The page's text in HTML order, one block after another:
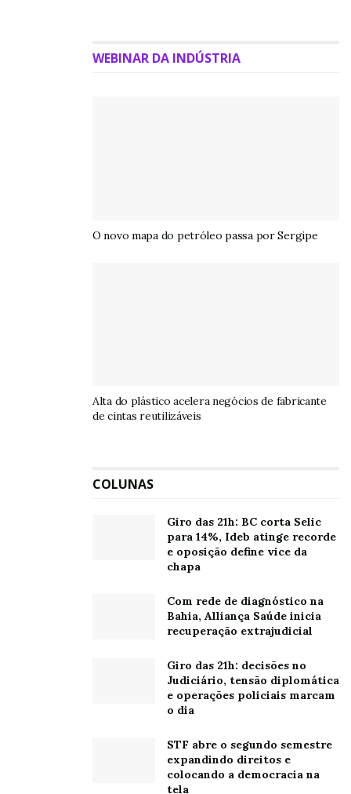
WEBINAR DA INDÚSTRIA
O novo mapa do petróleo passa por Sergipe
Alta do plástico acelera negócios de fabricante
de cintas reutilizáveis
COLUNAS
Giro das 21h: BC corta Selic
para 14%, Ideb atinge recorde
e oposição define vice da
chapa
Com rede de diagnóstico na
Bahia, Alliança Saúde inicia
recuperação extrajudicial
Giro das 21h: decisões no
Judiciário, tensão diplomática
e operações policiais marcam
o dia
STF abre o segundo semestre
expandindo direitos e
colocando a democracia na
tela